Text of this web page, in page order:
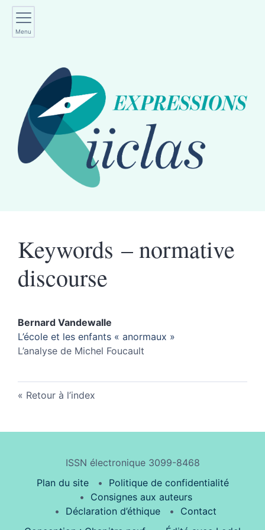
Menu
Keywords – normative
discourse
Bernard Vandewalle
L’école et les enfants « anormaux »
L’analyse de Michel Foucault
Retour à l’index
ISSN électronique 3099-8468
Plan du site
Politique de confidentialité
Consignes aux auteurs
Déclaration d’éthique
Contact